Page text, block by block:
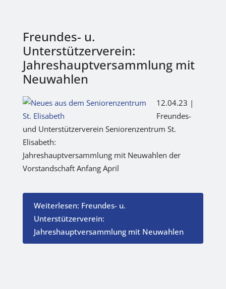
Freundes- u.
Unterstützerverein:
Jahreshauptversammlung mit
Neuwahlen
12.04.23 |
Freundes-
und Unterstützerverein Seniorenzentrum St.
Elisabeth:
Jahreshauptversammlung mit Neuwahlen der
Vorstandschaft Anfang April
Weiterlesen: Freundes- u.
Unterstützerverein:
Jahreshauptversammlung mit Neuwahlen